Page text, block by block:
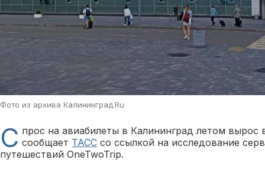
Фото из архива Калининград.Ru
С прос на авиабилеты в Калининград летом вырос
сообщает ТАСС со ссылкой на исследование
путешествий OneTwoTrip.